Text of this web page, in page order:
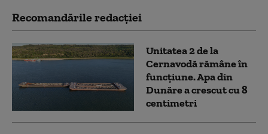
Recomandările redacţiei
Unitatea 2 de la
Cernavodă rămâne în
funcțiune. Apa din
Dunăre a crescut cu 8
centimetri